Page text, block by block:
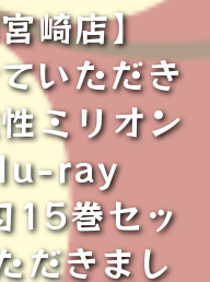
崎店】
いただき
ミリオン
ray
15巻セッ
だきまし